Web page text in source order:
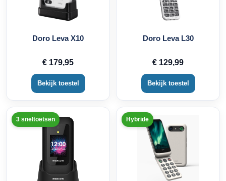
Doro Leva X10
€ 179,95
Bekijk toestel
Doro Leva L30
€ 129,99
Bekijk toestel
3 sneltoetsen Hybride